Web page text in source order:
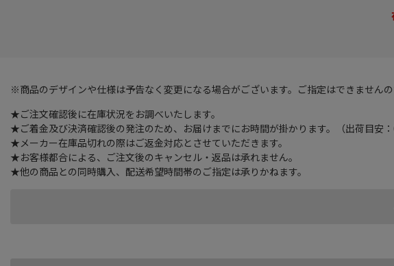
※商品のデザインや仕様は予告なく変更になる場合がございます。ご指定はできませんの
★ご注文確認後に在庫状況をお調べいたします。
★ご着金及び決済確認後の発注のため、お届けまでにお時間が掛かります。（出荷目安：
★メーカー在庫品切れの際はご返金対応とさせていただきます。
★お客様都合による、ご注文後のキャンセル・返品は承れません。
★他の商品との同時購入、配送希望時間帯のご指定は承りかねます。